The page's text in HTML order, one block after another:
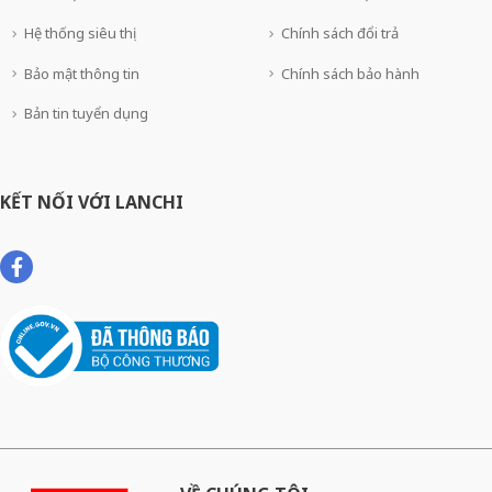
Hệ thống siêu thị
Bảo mật thông tin
Bản tin tuyển dụng
Chính sách đổi trả
Chính sách bảo hành
KẾT NỐI VỚI LANCHI